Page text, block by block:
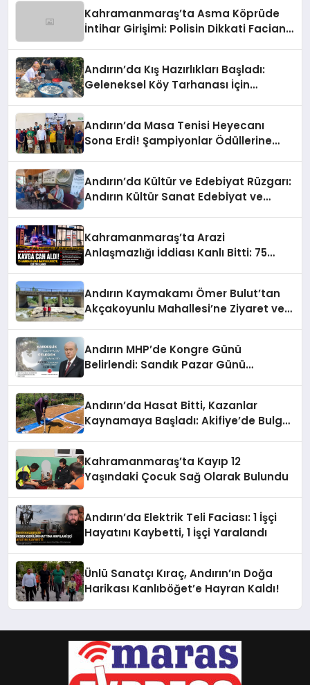
Kahramanmaraş’ta Asma Köprüde
İntihar Girişimi: Polisin Dikkati Facianı
Andırın’da Kış Hazırlıkları Başladı:
Geleneksel Köy Tarhanası İçin
Andırın’da Masa Tenisi Heyecanı
Sona Erdi! Şampiyonlar Ödüllerine
Andırın’da Kültür ve Edebiyat Rüzgarı:
Andırın Kültür Sanat Edebiyat ve
Kahramanmaraş’ta Arazi
Anlaşmazlığı İddiası Kanlı Bitti: 75
Andırın Kaymakamı Ömer Bulut’tan
Akçakoyunlu Mahallesi’ne Ziyaret ve
Andırın MHP’de Kongre Günü
Belirlendi: Sandık Pazar Günü
Andırın’da Hasat Bitti, Kazanlar
Kaynamaya Başladı: Akifiye’de Bulgur
Kahramanmaraş’ta Kayıp 12
Yaşındaki Çocuk Sağ Olarak Bulundu
Andırın’da Elektrik Teli Faciası: 1 İşçi
Hayatını Kaybetti, 1 İşçi Yaralandı
Ünlü Sanatçı Kıraç, Andırın’ın Doğa
Harikası Kanlıböğet’e Hayran Kaldı!